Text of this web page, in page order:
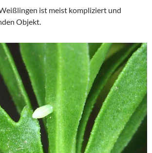
ist meist kompliziert und
Objekt.